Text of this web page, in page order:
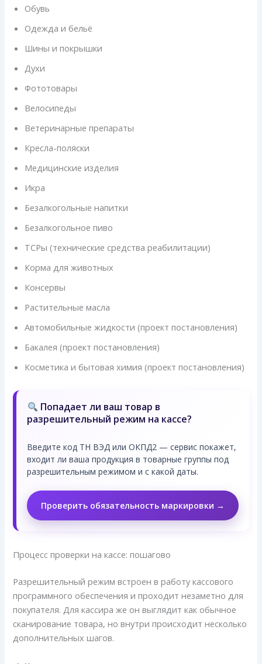
Обувь
Одежда и бельё
Шины и покрышки
Духи
Фототовары
Велосипеды
Ветеринарные препараты
Кресла-поляски
Медицинские изделия
Икра
Безалкогольные напитки
Безалкогольное пиво
ТСРы (технические средства реабилитации)
Корма для животных
Консервы
Растительные масла
Автомобильные жидкости (проект постановления)
Бакалея (проект постановления)
Косметика и бытовая химия (проект постановления)
Попадает ли ваш товар в
разрешительный режим на кассе?
Введите код ТН ВЭД или ОКПД2 — сервис покажет,
входит ли ваша продукция в товарные группы под
разрешительным режимом и с какой даты.
Проверить обязательность маркировки →
Процесс проверки на кассе: пошагово
Разрешительный режим встроен в работу кассового
программного обеспечения и проходит незаметно для
покупателя. Для кассира же он выглядит как обычное
сканирование товара, но внутри происходит несколько
дополнительных шагов.